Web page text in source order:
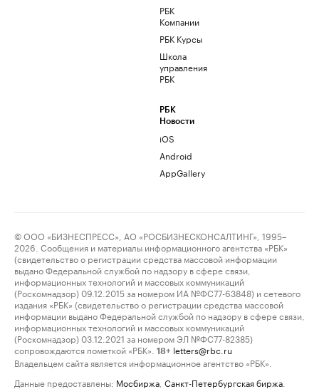
РБК
Компании
РБК Курсы
Школа
управления
РБК
РБК
Новости
iOS
Android
AppGallery
© ООО «БИЗНЕСПРЕСС», АО «РОСБИЗНЕСКОНСАЛТИНГ», 1995–
2026. Сообщения и материалы информационного агентства «РБК»
(свидетельство о регистрации средства массовой информации
выдано Федеральной службой по надзору в сфере связи,
информационных технологий и массовых коммуникаций
(Роскомнадзор) 09.12.2015 за номером ИА №ФС77-63848) и сетевого
издания «РБК» (свидетельство о регистрации средства массовой
информации выдано Федеральной службой по надзору в сфере связи,
информационных технологий и массовых коммуникаций
(Роскомнадзор) 03.12.2021 за номером ЭЛ №ФС77-82385)
сопровождаются пометкой «РБК».
18+ letters@rbc.ru
Владельцем сайта является информационное агентство «РБК».
Данные предоставлены: Мосбиржа Санкт-Петербургская биржа